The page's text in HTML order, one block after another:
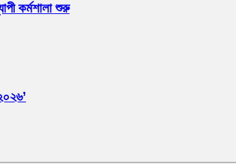
কর্মশালা শুরু